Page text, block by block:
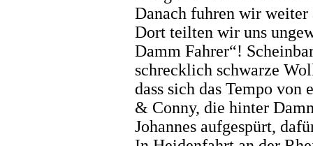
Danach fuhren wir
Dort teilten wir uns
Damm Fahrer“!
schrecklich schwarze
dass sich das Tempo
& Conny, die hinter
Johannes aufgespürt,